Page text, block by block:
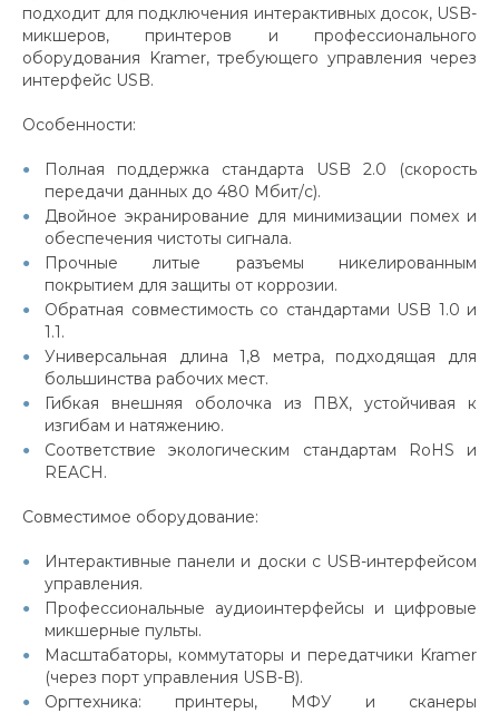
подходит для подключения интерактивных досок, USB-
микшеров, принтеров и профессионального
оборудования Kramer, требующего управления через
интерфейс USB.
Особенности:
Полная поддержка стандарта USB 2.0 (скорость
передачи данных до 480 Мбит/с).
Двойное экранирование для минимизации помех и
обеспечения чистоты сигнала.
Прочные литые разъемы никелированным
покрытием для защиты от коррозии.
Обратная совместимость со стандартами USB 1.0 и
1.1.
Универсальная длина 1,8 метра, подходящая для
большинства рабочих мест.
Гибкая внешняя оболочка из ПВХ, устойчивая к
изгибам и натяжению.
Соответствие экологическим стандартам RoHS и
REACH.
Совместимое оборудование:
Интерактивные панели и доски с USB-интерфейсом
управления.
Профессиональные аудиоинтерфейсы и цифровые
микшерные пульты.
Масштабаторы, коммутаторы и передатчики Kramer
(через порт управления USB-B).
Оргтехника: принтеры, МФУ и сканеры